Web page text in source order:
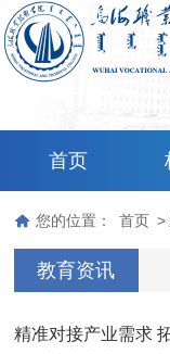
首页
您的位置： 首页 >
教育资讯
精准对接产业需求